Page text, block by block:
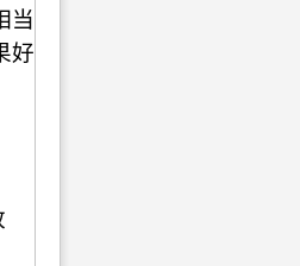
当
好